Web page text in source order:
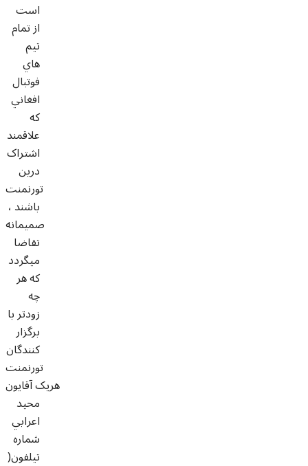
است
از تمام
تيم
هاي
فوتبال
افغاني
که
علاقمند
اشتراک
درين
تورنمنت
باشند ،
صميمانه
تقاضا
ميگردد
که هر
چه
زودتر با
برگزار
کنندگان
تورنمنت
هريک آقايون
محيد
اعرابي
شماره
تيلفون(